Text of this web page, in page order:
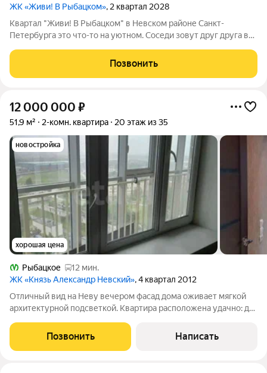
ЖК «Живи! В Рыбацком», 2 квартал 2028
Квартал "Живи! В Рыбацком" в Невском районе Санкт-
Петербурга это что-то на уютном. Соседи зовут друг друга в
цветущих аллеях во дворе. Но всего 20 минут пешком и вы у
метро "Рыбацкое",
Позвонить
12 000 000 ₽
51,9 м² 2-комн. квартира 20 этаж из 35
новостройка
хорошая цена
Рыбацкое
12 мин.
ЖК «Князь Александр Невский», 4 квартал 2012
Отличный вид на Неву вечером фасад дома оживает мягкой
архитектурной подсветкой. Квартира расположена удачно: до
а выезд на КАД в двух шагах. Вся необходимаяПозвонить Написать